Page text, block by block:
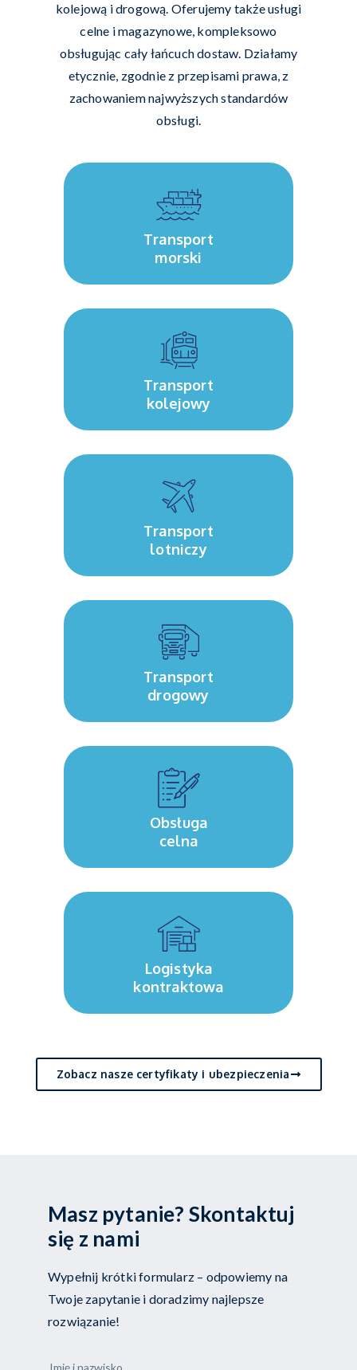
kolejową i drogową. Oferujemy także usługi
celne i magazynowe, kompleksowo
obsługując cały łańcuch dostaw. Działamy
etycznie, zgodnie z przepisami prawa, z
zachowaniem najwyższych standardów
obsługi.
Transport
morski
Transport
kolejowy
Transport
lotniczy
Transport
drogowy
Obsługa
celna
Logistyka
kontraktowa
Zobacz nasze certyfikaty i ubezpieczenia
Masz pytanie? Skontaktuj
się z nami
Wypełnij krótki formularz – odpowiemy na
Twoje zapytanie i doradzimy najlepsze
rozwiązanie!